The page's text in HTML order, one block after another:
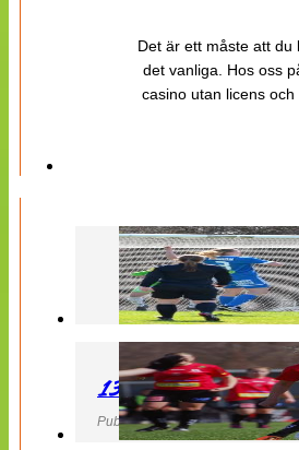
Det är ett måste att
det vanliga. Hos oss
casino utan licens
130427 LB 07 –
Publicerad 27 April 2013, 22:40